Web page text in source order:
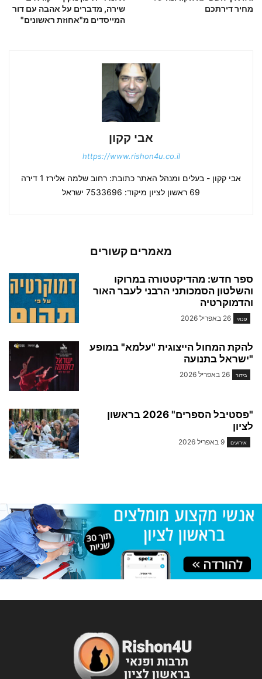
שירה, מדברים על אהבה עם דור
המייסדים מ"אחוזת ראשונים"
מחיר דירתכם
אבי קקון
https://www.rishon4u.co.il
אבי קקון - בעלים ומנהל האתר כתובת: רחוב שלמה אלירז 1 דירה
69 ראשון לציון מיקוד: 7533696 ישראל
מאמרים קשורים
ספר חדש: מהדיקטטורה במרוקו
והשלטון הסמכותני הרבני לעבר האור
והדמוקרטיה
פנאי 26 באפריל 2026
להקת המחול הייצוגית "עלמא" במופע
"ישראל בתנועה
בידור 26 באפריל 2026
"פסטיבל הספרים" 2026 בראשון
לציון
אירועים 9 באפריל 2026